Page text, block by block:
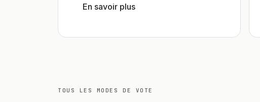
En savoir plus
TOUS LES MODES DE VOTE